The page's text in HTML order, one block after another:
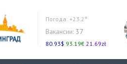
Погода: +23.2°
Вакансии: 37
80.93$ 93.19€ 21.69zł